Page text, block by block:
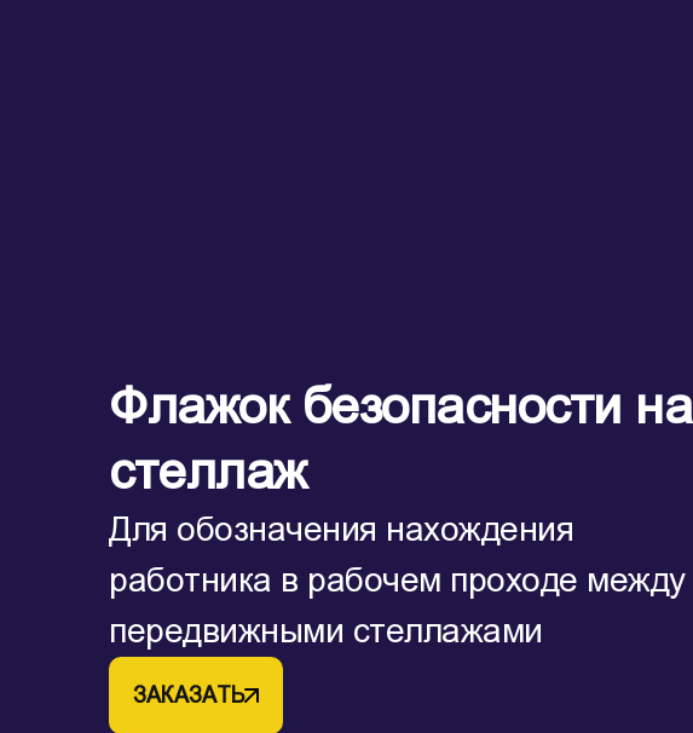
Флажок безопасности на
стеллаж
Для обозначения нахождения
работника в рабочем проходе между
передвижными стеллажами
ЗАКАЗАТЬ